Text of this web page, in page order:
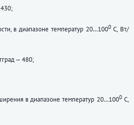
в диапазоне температур 20…1000С, Вт/
— 480;
в диапазоне температур 20…1000С,